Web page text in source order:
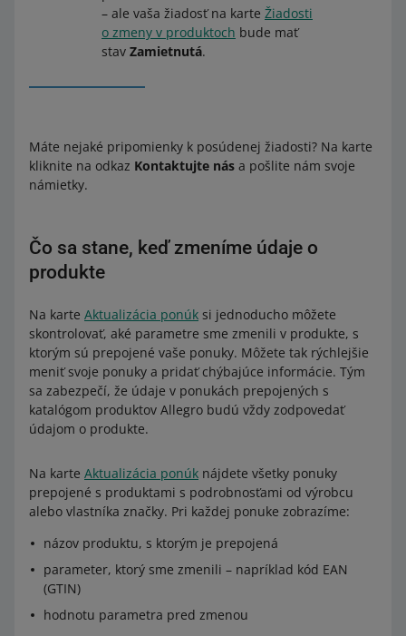
– ale vaša žiadosť na karte Žiadosti
o zmeny v produktoch bude mať
stav Zamietnutá.
Máte nejaké pripomienky k posúdenej žiadosti? Na karte
kliknite na odkaz Kontaktujte nás a pošlite nám svoje
námietky.
Čo sa stane, keď zmeníme údaje o
produkte
Na karte Aktualizácia ponúk si jednoducho môžete
skontrolovať, aké parametre sme zmenili v produkte, s
ktorým sú prepojené vaše ponuky. Môžete tak rýchlejšie
meniť svoje ponuky a pridať chýbajúce informácie. Tým
sa zabezpečí, že údaje v ponukách prepojených s
katalógom produktov Allegro budú vždy zodpovedať
údajom o produkte.
Na karte Aktualizácia ponúk nájdete všetky ponuky
prepojené s produktami s podrobnosťami od výrobcu
alebo vlastníka značky. Pri každej ponuke zobrazíme:
názov produktu, s ktorým je prepojená
parameter, ktorý sme zmenili – napríklad kód EAN
(GTIN)
hodnotu parametra pred zmenou